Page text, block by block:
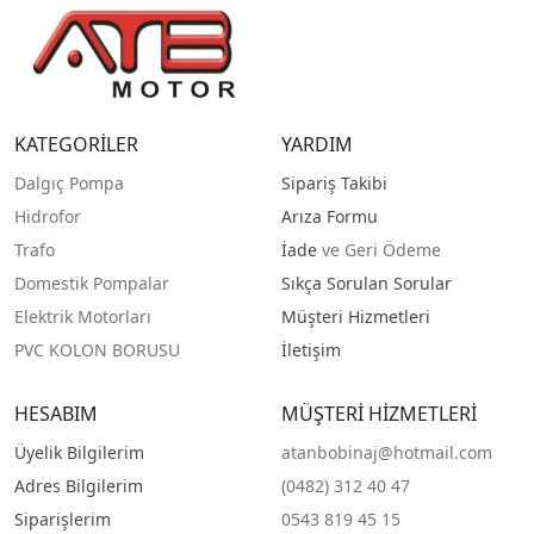
KATEGORİLER
Dalgıç Pompa
Hidrofor
Trafo
Domestik Pompalar
Elektrik Motorları
PVC KOLON BORUSU
YARDIM
Sipariş Takibi
Arıza Formu
İade ve Geri Ödeme
Sıkça Sorulan Sorular
Müşteri Hizmetleri
İletişim
HESABIM
Üyelik Bilgilerim
Adres Bilgilerim
Siparişlerim
MÜŞTERİ HİZMETLERİ
atanbobinaj@hotmail.com
(0482) 312 40 47
0543 819 45 15